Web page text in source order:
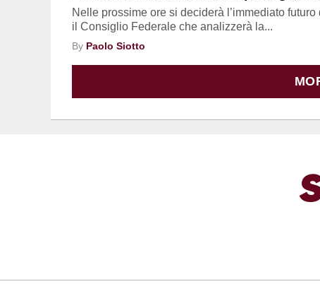
Nelle prossime ore si deciderà l’immediato
il Consiglio Federale che analizzerà la...
By Paolo Siotto